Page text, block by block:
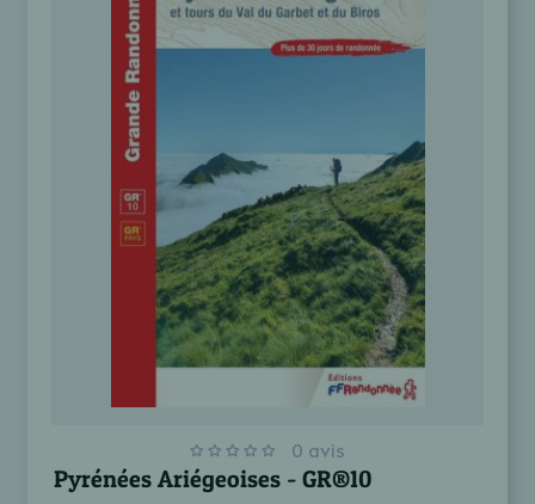
0 avis
Pyrénées Ariégeoises - GR®10